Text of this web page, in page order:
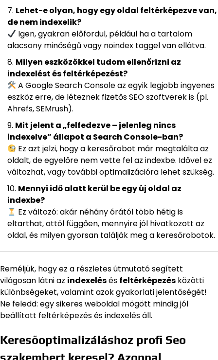
Lehet-e olyan, hogy egy oldal feltérképezve van,
de nem indexelik?
Igen, gyakran előfordul, például ha a tartalom
alacsony minőségű vagy noindex taggel van ellátva.
Milyen eszközökkel tudom ellenőrizni az
indexelést és feltérképezést?
A Google Search Console az egyik legjobb ingyenes
eszköz erre, de léteznek fizetős SEO szoftverek is (pl.
Ahrefs, SEMrush).
Mit jelent a „felfedezve – jelenleg nincs
indexelve” állapot a Search Console-ban?
Ez azt jelzi, hogy a keresőrobot már megtalálta az
oldalt, de egyelőre nem vette fel az indexbe. Idővel ez
változhat, vagy további optimalizációra lehet szükség.
Mennyi idő alatt kerül be egy új oldal az
indexbe?
Ez változó: akár néhány órától több hétig is
eltarthat, attól függően, mennyire jól hivatkozott az
oldal, és milyen gyorsan találják meg a keresőrobotok.
Reméljük, hogy ez a részletes útmutató segített
világosan látni az indexelésés feltérképezés közötti
különbségeket, valamint azok gyakorlati jelentőségét!
Ne feledd: egy sikeres weboldal mögött mindig jól
beállított feltérképezés és indexelés áll.
Keresőoptimalizáláshoz profi Seo
szakembert keresel? Azonnal